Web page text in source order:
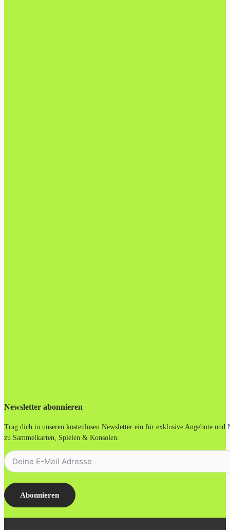
Newsletter abonnieren
Trag dich in unseren kostenlosen Newsletter ein für exklusive Angebote und
zu Sammelkarten, Spielen & Konsolen.
Abonnieren